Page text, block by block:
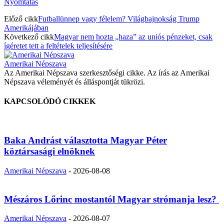
Előző cikkFutballünnep vagy félelem? Világbajnokság Trump
Amerikájában
Következő cikkMagyar nem hozta „haza” az uniós pénzeket, csak
ígéretet tett a feltételek teljesítésére
Amerikai Népszava
Az Amerikai Népszava szerkesztőségi cikke. Az írás az Amerikai
Népszava véleményét és álláspontját tükrözi.
KAPCSOLÓDÓ CIKKEK
Baka Andrást választotta Magyar Péter
köztársasági elnöknek
Amerikai Népszava - 2026-08-08
Mészáros Lőrinc mostantól Magyar strómanja lesz?
Amerikai Népszava - 2026-08-07